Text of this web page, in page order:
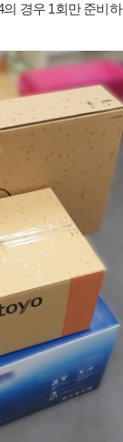
의 경우 1회만 준비